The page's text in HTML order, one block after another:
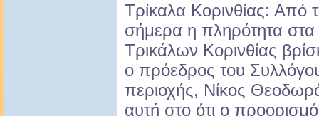
Τρίκαλα Κορινθίας: Από
σήμερα η πληρότητα
Τρικάλων Κορινθίας
ο πρόεδρος του
περιοχής, Νίκος
αυτή στο ότι ο